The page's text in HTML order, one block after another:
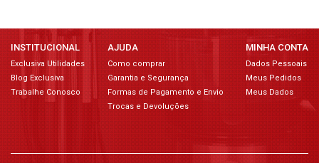
INSTITUCIONAL
Exclusiva Utilidades
Blog Exclusiva
Trabalhe Conosco
AJUDA
Como comprar
Garantia e Segurança
Formas de Pagamento e Envio
Trocas e Devoluções
MINHA CONTA
Dados Pessoais
Meus Pedidos
Meus Dados